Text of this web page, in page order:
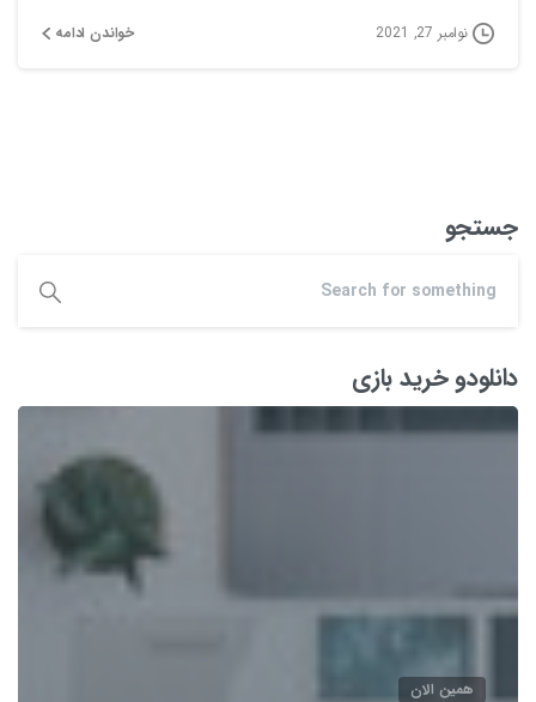
نوامبر 27, 2021 خواندن ادامه
جستجو
دانلودو خرید بازی
همین الان